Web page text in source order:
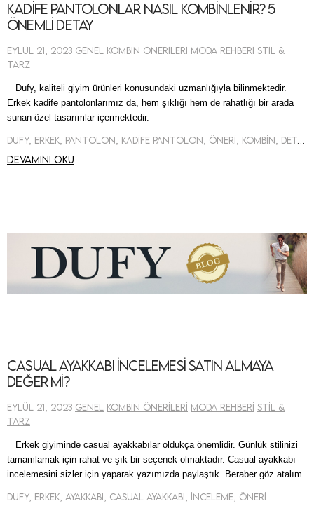
Kadife Pantolonlar Nasıl Kombinlenir? 5
Önemli Detay
Eylül 21, 2023 Genel Kombin Önerileri Moda Rehberi Stil &
Tarz
Dufy, kaliteli giyim ürünleri konusundaki uzmanlığıyla bilinmektedir.
Erkek kadife pantolonlarımız da, hem şıklığı hem de rahatlığı bir arada
sunan özel tasarımlar içermektedir.
Devamını oku
Casual Ayakkabı İncelemesi Satın Almaya
Değer mi?
Eylül 21, 2023 Genel Kombin Önerileri Moda Rehberi Stil &
Tarz
Erkek giyiminde casual ayakkabılar oldukça önemlidir. Günlük stilinizi
tamamlamak için rahat ve şık bir seçenek ol maktadır. Casual ayakkabı
incelemesini sizler için yaparak yazımızda paylaştık. Beraber göz atalım.
Dufy, Erkek, Ayakkabı, Casual Ayakkabı, İnceleme, Öneri